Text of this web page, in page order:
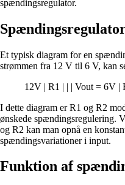
spændingsregulator.
Et typisk diagram for en
strømmen fra 12 V til 6 V, kan
12V | R1 | | | Vout = 6V |
I dette diagram er R1 og R2
ønskede spændingsregulering.
og R2 kan man opnå en
spændingsvariationer i input.
Funktion af